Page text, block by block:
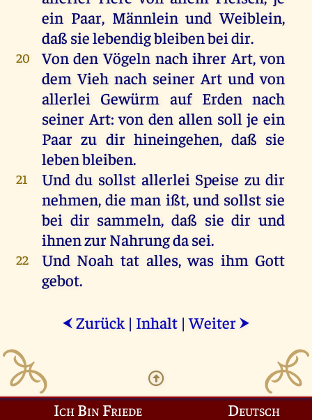
ein Paar, MännleinundWeiblein,
daß sie lebendigbleibenbei dir.
20 Von denVögelnnach ihrer Art, von
demViehnach seinerArt und von
allerlei Gewürm auf Erdennach
seiner Art: von den allen soll je ein
Paarzu dirhineingehen, daß sie
lebenbleiben.
21 Und du sollst allerlei Speise zu dir
nehmen, die man ißt, und sollst sie
bei dir sammeln, daß sie dir und
ihnen zurNahrungda sei.
22 Und Noah tatalles, was ihm Gott
gebot.
⮜ Zurück | Inhalt |Weiter ⮞
Ich Bin Friede Deutsch